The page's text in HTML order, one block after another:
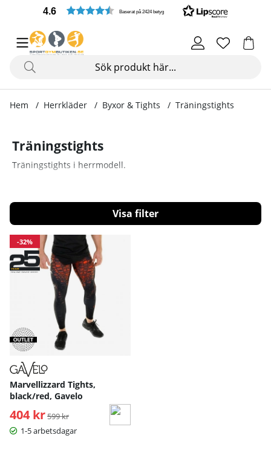
4.6 Baserat på 2424 betyg
Hem Herrkläder Byxor & Tights Träningstights
Träningstights
Träningstights i herrmodell.
Filtrera
Produkter
-32%
Marvellizzard Tights,
black/red, Gavelo
404 kr Ordinarie pris:
599 kr
1-5 arbetsdagar